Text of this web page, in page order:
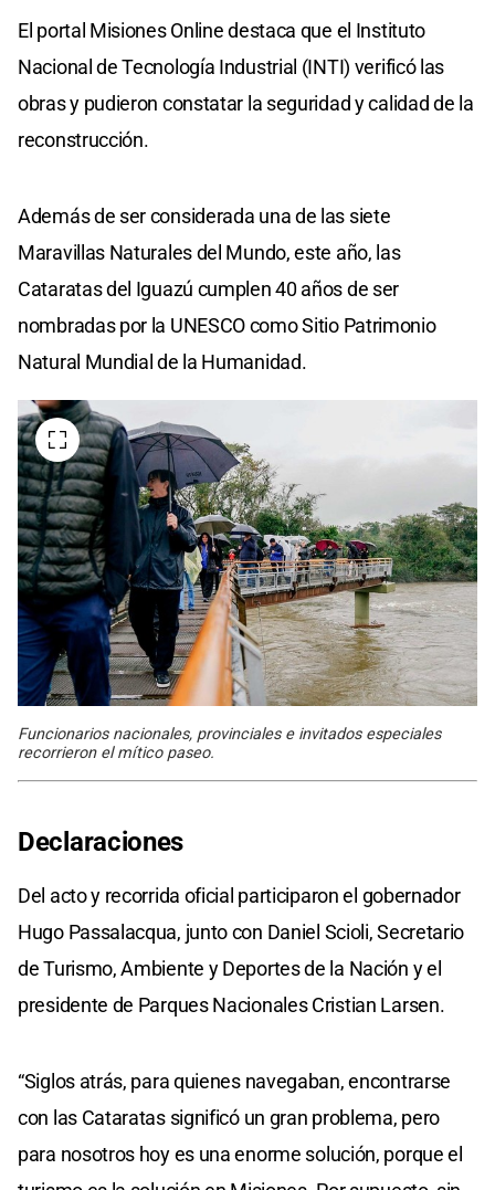
El portal Misiones Online destaca que el Instituto
Nacional de Tecnología Industrial (INTI) verificó las
obras y pudieron constatar la seguridad y calidad de la
reconstrucción.
Además de ser considerada una de las siete
Maravillas Naturales del Mundo, este año, las
Cataratas del Iguazú cumplen 40 años de ser
nombradas por la UNESCO como Sitio Patrimonio
Natural Mundial de la Humanidad.
Funcionarios nacionales, provinciales e invitados especiales
recorrieron el mítico paseo.
Declaraciones
Del acto y recorrida oficial participaron el gobernador
Hugo Passalacqua, junto con Daniel Scioli, Secretario
de Turismo, Ambiente y Deportes de la Nación y el
presidente de Parques Nacionales Cristian Larsen.
“Siglos atrás, para quienes navegaban, encontrarse
con las Cataratas significó un gran problema, pero
para nosotros hoy es una enorme solución, porque el